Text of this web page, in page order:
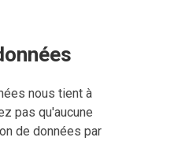
nous tient à
pas qu'aucune
de données par